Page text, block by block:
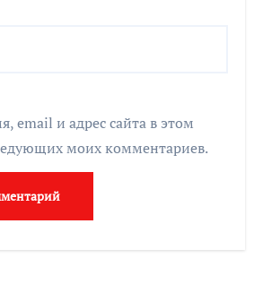
email и адрес сайта в этом
моих комментариев.